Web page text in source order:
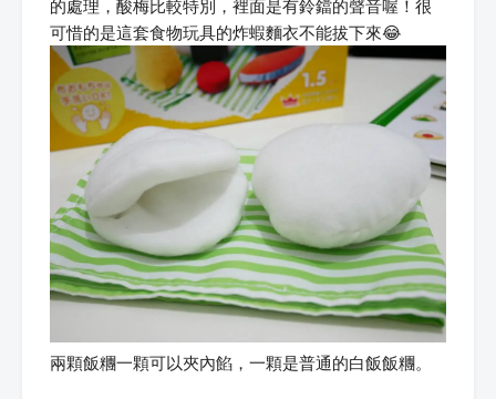
的處理，酸梅比較特別，裡面是有鈴鐺的聲音喔！很
可惜的是這套食物玩具的炸蝦麵衣不能拔下來😂
兩顆飯糰一顆可以夾內餡，一顆是普通的白飯飯糰。